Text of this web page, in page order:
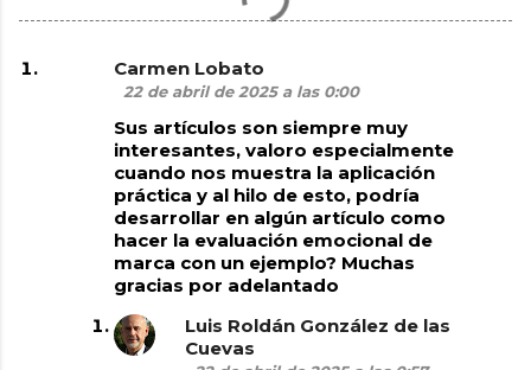
Carmen Lobato
22 de abril de 2025 a las 0:00
Sus artículos son siempre muy
interesantes, valoro especialmente
cuando nos muestra la aplicación
práctica y al hilo de esto, podría
desarrollar en algún artículo como
hacer la evaluación emocional de
marca con un ejemplo? Muchas
gracias por adelantado
Luis Roldán González de las
Cuevas